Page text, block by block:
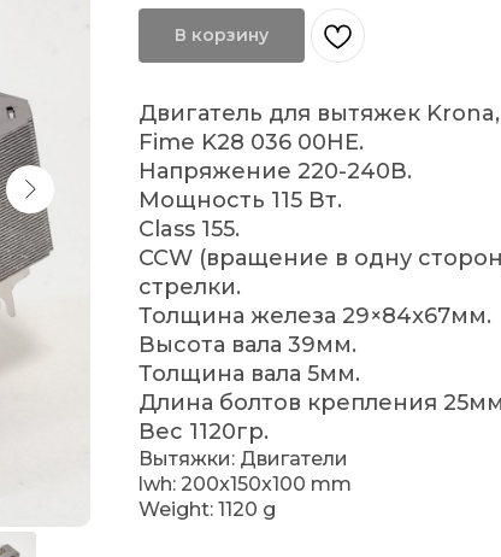
В корзину
Двигатель для вытяжек
Fime K28 036 00HE.
Напряжение 220-240В.
Мощность 115 Вт.
Class 155.
CCW (вращение в одну
стрелки.
Толщина железа 29×84x67мм.
Высота вала 39мм.
Толщина вала 5мм.
Длина болтов крепления
Вес 1120гр.
Вытяжки: Двигатели
lwh: 200x150x100 mm
Weight: 1120 g